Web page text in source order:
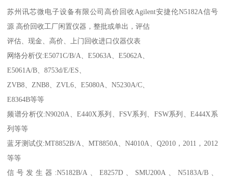
苏州讯芯微电子设备有限公司高价回收Agilent安捷伦N5182A信号
源 高价回收工厂闲置仪器，整批或单出，评估
评估、现金、高价、上门回收进口仪器仪表
网络分析仪:E5071C/B/A、E5063A、E5062A、
E5061A/B、8753d/E/ES、
ZVB8、ZNB8、ZVL6、E5080A、N5230A/C、
E8364B等等
频谱分析仪:N9020A、E440X系列、FSV系列、FSW系列、E444X系
列等等
蓝牙测试仪:MT8852B/A、MT8850A、N4010A、Q2010，2011，2012
等等
信号发生器:N5182B/A、E8257D、SMU200A、N5183A/B、